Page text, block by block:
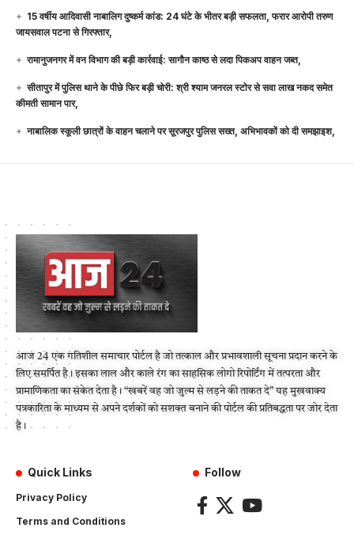
15 वर्षीय आदिवासी नाबालिग दुष्कर्म कांड: 24 घंटे के भीतर बड़ी सफलता, फरार आरोपी तरुण
जायसवाल पटना से गिरफ्तार,
रामानुजनगर में वन विभाग की बड़ी कार्रवाई: सागौन काष्ठ से लदा पिकअप वाहन जब्त,
सीतापुर में पुलिस थाने के पीछे फिर बड़ी चोरी: श्री श्याम जनरल स्टोर से सवा लाख नकद समेत
कीमती सामान पार,
नाबालिक स्कूली छात्रों के वाहन चलाने पर सूरजपुर पुलिस सख्त, अभिभावकों को दी समझाइश,
आज 24 एक गतिशील समाचार पोर्टल है जो तत्काल और प्रभावशाली सूचना प्रदान करने के
लिए समर्पित है। इसका लाल और काले रंग का साहसिक लोगो रिपोर्टिंग में तत्परता और
प्रामाणिकता का संकेत देता है। “खबरें वह जो जुल्म से लड़ने की ताकत दे” यह मुखवाक्य
पत्रकारिता के माध्यम से अपने दर्शकों को सशक्त बनाने की पोर्टल की प्रतिबद्धता पर जोर देता
है।
Quick Links
Privacy Policy
Terms and Conditions
Follow